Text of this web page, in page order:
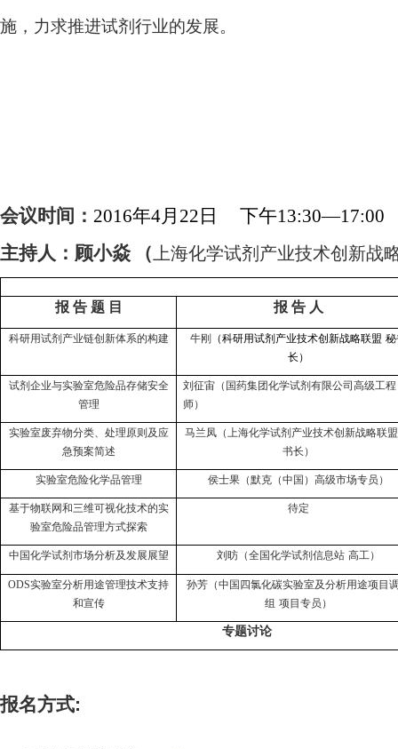
施，力求推进试剂行业的发展。
会议时间： 2016年4月 22 日 下午13:30—17:00
主持人：顾小焱 （ 上海化学试剂产业技术创新战
报 告 题 目 报 告 人
科研用试剂产业链创新体系的构建 牛刚 （科研用试剂产业技术创新战略联盟 秘
长）
试剂企业与实验室危险品存储安全
管理
刘征宙（国药集团化学试剂有限公司高级工程
师）
实验室废弃物分类、处理原则及应
急预案简述
马兰凤（上海化学试剂产业技术创新战略联盟
书长）
实验室危险化学品管理 侯士果（默克（中国）高级市场专员）
基于物联网和三维可视化技术的实
验室危险品管理方式探索
待定
中国化学试剂市场分析及发展展望 刘昉（全国化学试剂信息站 高工）
ODS实验室分析用途管理技术支持
和宣传
孙芳（中国四氯化碳实验室及分析用途项目
组 项目专员）
专题讨论
报名方式: